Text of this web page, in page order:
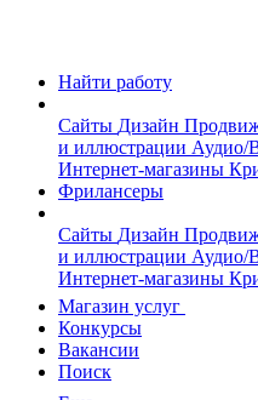
Найти работу
Сайты Дизайн
и иллюстрации Аудио/
Интернет-магазины
Фрилансеры
Сайты Дизайн
и иллюстрации Аудио/
Интернет-магазины
Магазин услуг
Конкурсы
Вакансии
Поиск